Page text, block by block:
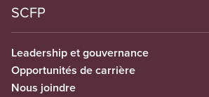
SCFP
Leadership et gouvernance
Opportunités de carrière
Nous joindre